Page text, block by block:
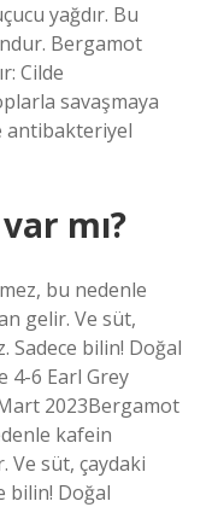
yağdır. Bu
Bergamot
Cilde
savaşmaya
antibakteriyel
mı?
bu nedenle
gelir. Ve süt,
Sadece bilin! Doğal
4-6 Earl Grey
2023Bergamot
kafein
Ve süt, çaydaki
bilin! Doğal